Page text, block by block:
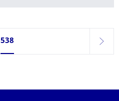
Seite 538, aktuell ausgewählt
538
weiter